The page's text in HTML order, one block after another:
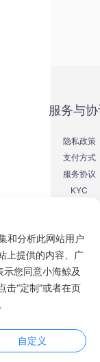
服务与
隐私政策
支付方式
服务协议
KYC
ROOM
和分析此网站用户
上提供的内容、广
示您同意小海鲸及
击“定制”或者在页
自定义